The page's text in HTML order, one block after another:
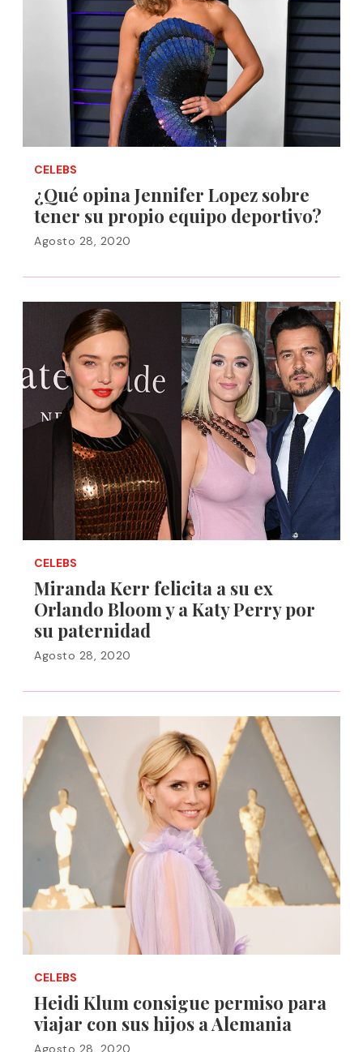
CELEBS
¿Qué opina Jennifer Lopez sobre
tener su propio equipo deportivo?
Agosto 28, 2020
CELEBS
Miranda Kerr felicita a su ex
Orlando Bloom y a Katy Perry por
su paternidad
Agosto 28, 2020
CELEBS
Heidi Klum consigue permiso para
viajar con sus hijos a Alemania
Agosto 28, 2020